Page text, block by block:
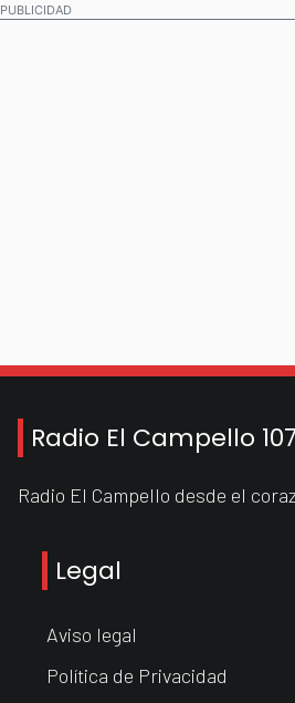
PUBLICIDAD
Radio El Campello
Radio El Campello desde el
Legal
Aviso legal
Política de Privacidad